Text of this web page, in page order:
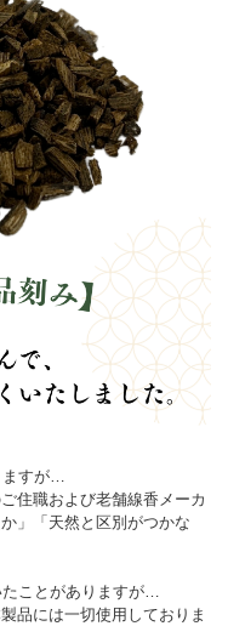
ますが…
住職および老舗線香メーカ
」「天然と区別がつかな
たことがありますが…
品には一切使用しておりま